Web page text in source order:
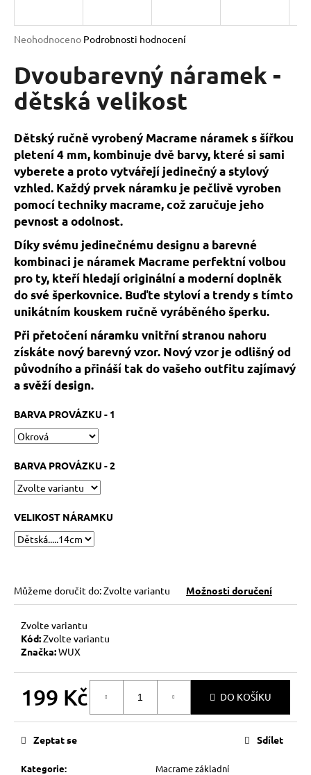
Průměrné
produktu
0,0
z
hvězdiček.
Neohodnoceno Podrobnosti hodnocení
Dvoubarevný náramek -
dětská velikost
Dětský ručně vyrobený Macrame náramek s šířkou
pletení 4 mm, kombinuje dvě barvy, které si sami
vyberete a proto vytvářejí jedinečný a stylový
vzhled. Každý prvek náramku je pečlivě vyroben
pomocí techniky macrame, což zaručuje jeho
pevnost a odolnost.
Díky svému jedinečnému designu a barevné
kombinaci je náramek Macrame perfektní volbou
pro ty, kteří hledají originální a moderní doplněk
do své šperkovnice. Buďte styloví a trendy s tímto
unikátním kouskem ručně vyráběného šperku.
Při přetočení náramku vnitřní stranou nahoru
získáte nový barevný vzor. Nový vzor je odlišný od
původního a přináší tak do vašeho outfitu zajímavý
a svěží design.
BARVA PROVÁZKU - 1
BARVA PROVÁZKU - 2
VELIKOST NÁRAMKU
Můžeme doručit do:Zvolte variantu Možnosti doručení
Zvolte variantu
Kód:Zvolte variantu
Značka:WUX
199 Kč DO KOŠÍKU
Kategorie: Macrame základní
Zeptat se Sdílet
j
t
?
HLEDAT
D
o
p
o
r
u
č
u
j
e
m
e
KABBALAH
FIVE
119
Kč
Původně:
Kč